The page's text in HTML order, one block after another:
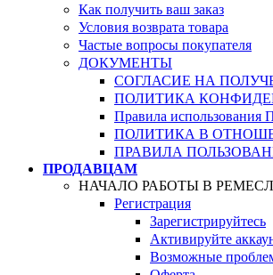
Как получить ваш заказ
Условия возврата товара
Частые вопросы покупателя
ДОКУМЕНТЫ
СОГЛАСИЕ НА
ПОЛИТИКА
Правила
ПОЛИТИКА В
ПРАВИЛА
ПРОДАВЦАМ
НАЧАЛО РАБОТЫ В
Регистрация
Зарегистрируйтесь
Активируйте
Возможные